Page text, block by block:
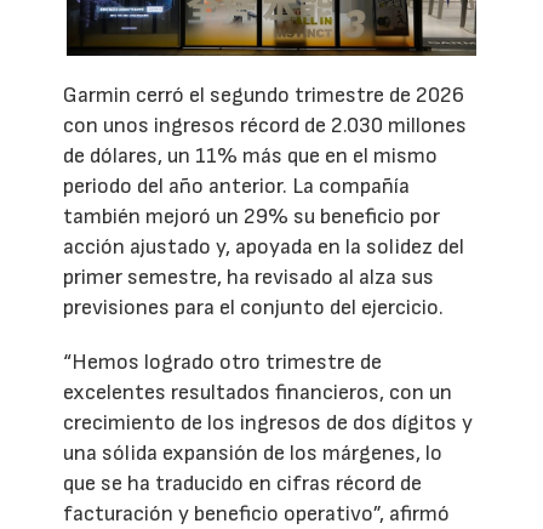
Garmin cerró el segundo trimestre de 2026
con unos ingresos récord de 2.030 millones
de dólares, un 11% más que en el mismo
periodo del año anterior. La compañía
también mejoró un 29% su beneficio por
acción ajustado y, apoyada en la solidez del
primer semestre, ha revisado al alza sus
previsiones para el conjunto del ejercicio.
“Hemos logrado otro trimestre de
excelentes resultados financieros, con un
crecimiento de los ingresos de dos dígitos y
una sólida expansión de los márgenes, lo
que se ha traducido en cifras récord de
facturación y beneficio operativo”, afirmó